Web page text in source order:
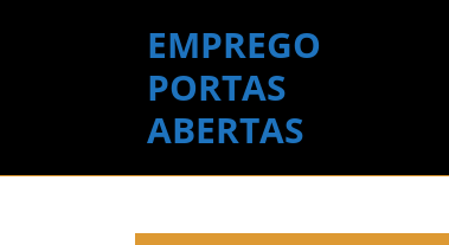
EMPREGO
PORTAS
ABERTAS